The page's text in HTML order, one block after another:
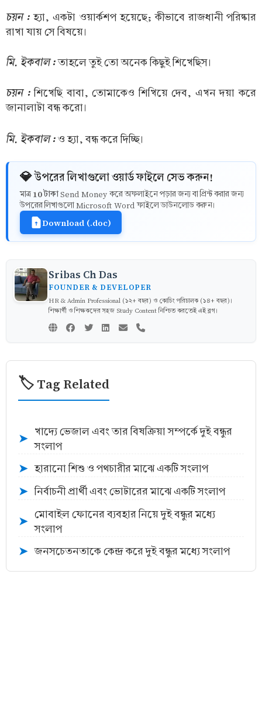
চয়ন : হ্যা, একটা ওয়ার্কশপ হয়েছে; কীভাবে রাজধানী পরিষ্কার
রাখা যায় সে বিষয়ে।
মি. ইকবাল :তাহলে তুই তো অনেক কিছুই শিখেছিস।
চয়ন :শিখেছি বাবা, তোমাকেও শিখিয়ে দেব, এখন দয়া করে
জানালাটা বন্ধ করো।
মি. ইকবাল :ও হ্যা, বন্ধ করে দিচ্ছি।
💎 উপরের লিখাগুলো ওয়ার্ড ফাইলে সেভ করুন!
মাত্র 10 টাকাSend Money করে অফলাইনে পড়ার জন্য বা প্রিন্ট করার জন্য
উপরের লিখাগুলো Microsoft Word ফাইলে ডাউনলোড করুন।
Download (.doc)
Sribas Ch Das
FOUNDER & DEVELOPER
HR & Admin Professional (১২+ বছর) ও কোচিং পরিচালক (১৪+ বছর)।
শিক্ষার্থী ও শিক্ষকদের সহজ Study Content নিশ্চিত করতেই এই ব্লগ।
🏷️ Tag Related
➤
খাদ্যে ভেজাল এবং তার বিষক্রিয়া সম্পর্কে দুই বন্ধুর
সংলাপ
➤ হারানো শিশু ও পথচারীর মাঝে একটি সংলাপ
➤ নির্বাচনী প্রার্থী এবং ভোটারের মাঝে একটি সংলাপ
➤
মোবাইল ফোনের ব্যবহার নিয়ে দুই বন্ধুর মধ্যে
সংলাপ
➤ জনসচেতনতাকে কেন্দ্র করে দুই বন্ধুর মধ্যে সংলাপ